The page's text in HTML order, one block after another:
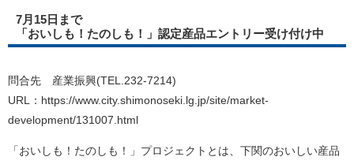
7月15日まで
「おいしも！たのしも！」認定産品エントリー受け付け中
問合先 産業振興(TEL.232-7214)
URL：https://www.city.shimonoseki.lg.jp/site/market-
development/131007.html
「おいしも！たのしも！」プロジェクトとは、下関のおいしい産品